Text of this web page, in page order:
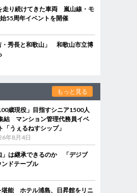
走り続けてきた車両 嵐山線・モ
55周年イベントを開催
・秀長と和歌山」 和歌山市立博
もっと見る
歳現役」目指すシニア1500人
結 マンション管理代務員イベ
「うぇるねすシップ」
年8月4日
」は継承できるのか 「デジブ
ドテーブル
堪能 ホテル浦島、日昇館をリニ